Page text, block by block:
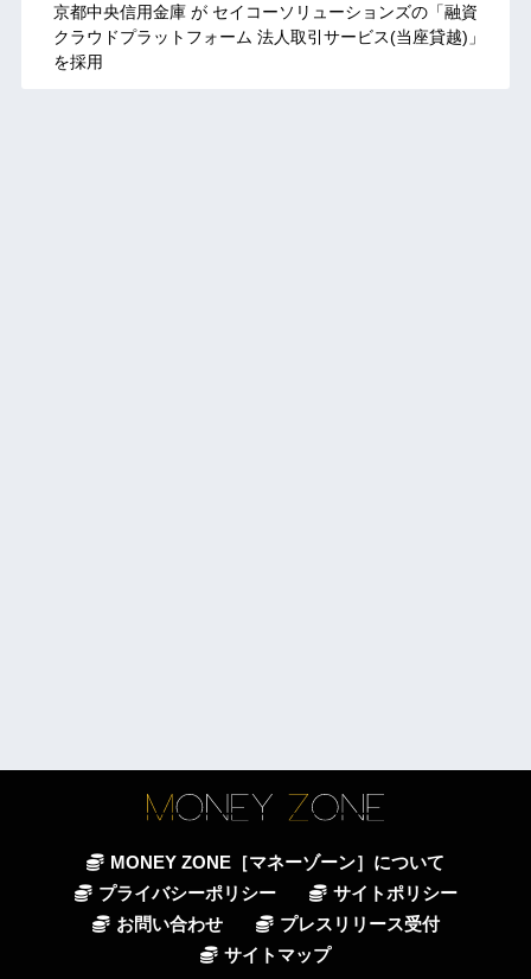
京都中央信用金庫 が セイコーソリューションズの「融資
クラウドプラットフォーム 法人取引サービス(当座貸越)」
を採用
MONEY ZONE［マネーゾーン］について
プライバシーポリシー
サイトポリシー
お問い合わせ
プレスリリース受付
サイトマップ